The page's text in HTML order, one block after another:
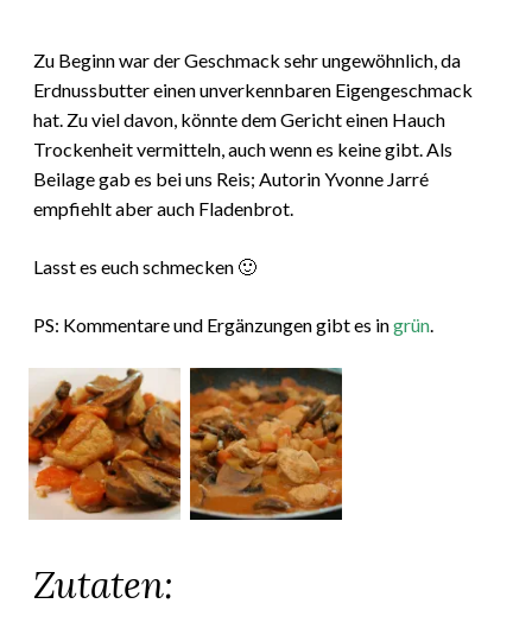
Zu Beginn war der Geschmack sehr ungewöhnlich, da
Erdnussbutter einen unverkennbaren Eigengeschmack
hat. Zu viel davon, könnte dem Gericht einen Hauch
Trockenheit vermitteln, auch wenn es keine gibt. Als
Beilage gab es bei uns Reis; Autorin Yvonne Jarré
empfiehlt aber auch Fladenbrot.
Lasst es euch schmecken 🙂
PS: Kommentare und Ergänzungen gibt es ingrün.
Zutaten: